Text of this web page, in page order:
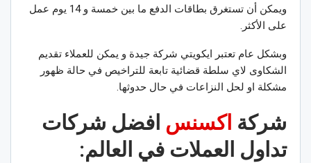
ويمكن أن تستغرق بطاقات الدفع ما بين خمسة و 14 يوم عمل
على الأكثر.
وبشكل عام تعتبر ايكويتي شركة جيدة و يمكن للعملاء تقديم
الشكاوى لاي سلطة قضائية تابعة للتراخيص في حالة ظهور
مشكلة او لحل النزاعات في حال حدوثها.
شركة اكسنس افضل شركات
تداول العملات في العالم: